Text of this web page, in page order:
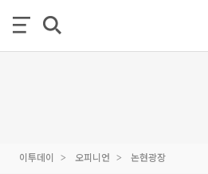
이투데이 오피니언 논현광장